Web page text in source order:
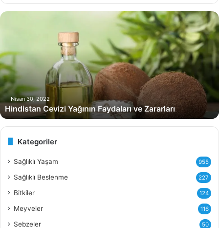
H
i
s
t
a
e
Nisan 30, 2022
Hindistan Cevizi Yağının Faydaları ve Zararları
Kategoriler
Sağlıklı Yaşam 955
Sağlıklı Beslenme 227
Bitkiler 124
Meyveler 116
Sebzeler 50